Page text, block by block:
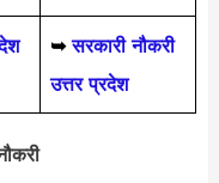
➥ सरकारी नौकरी
उत्तर प्रदेश